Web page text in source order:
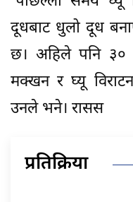
दूधबाट धुलो दूध
छ। अहिले पनि
मक्खन र घ्यू
उनले भने। रासस
प्रतिक्रिया